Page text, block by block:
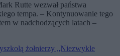
Rutte wezwał państwa
tempa. – Kontynuowanie tego
w nadchodzących latach –
żołnierzy „Niezwykle